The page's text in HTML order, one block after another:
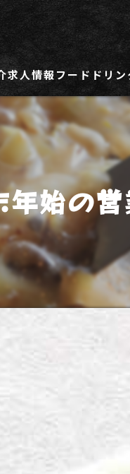
所沢店
じみ野店
熊谷店
春日部店
三芳店
東川口店
求人情報
社員用求人ページ
パート・アルバイト用
フード ドリン
年始の